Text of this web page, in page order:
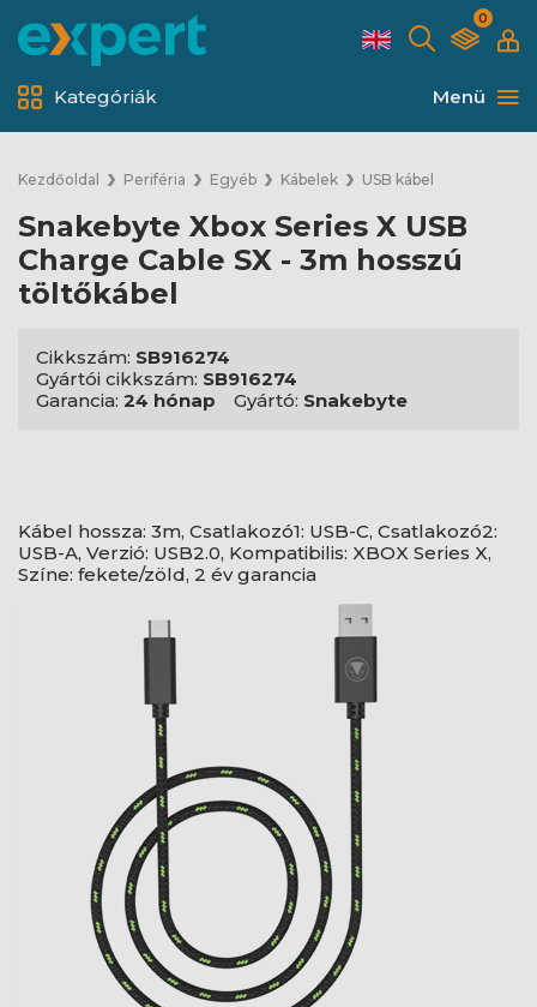
0
Menü
Kategóriák
Kezdőoldal Periféria Egyéb Kábelek USB kábel
Snakebyte Xbox Series X USB
Charge Cable SX - 3m hosszú
töltőkábel
Cikkszám: SB916274
Gyártói cikkszám: SB916274
Garancia: 24 hónap Gyártó: Snakebyte
Kábel hossza: 3m, Csatlakozó1: USB-C, Csatlakozó2:
USB-A, Verzió: USB2.0, Kompatibilis: XBOX Series X,
Színe: fekete/zöld, 2 év garancia